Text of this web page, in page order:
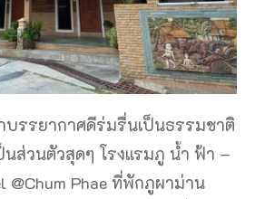
รรยากาศดีร่มรื่นเป็นธรรมชาติ
นส่วนตัวสุดๆ โรงแรมภู น้ำ ฟ้า –
@Chum Phae ที่พักภูผาม่าน